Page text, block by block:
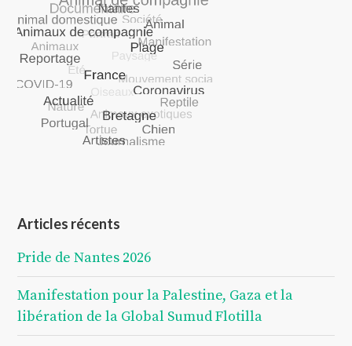
Articles récents
Pride de Nantes 2026
Manifestation pour la Palestine, Gaza et la
libération de la Global Sumud Flotilla